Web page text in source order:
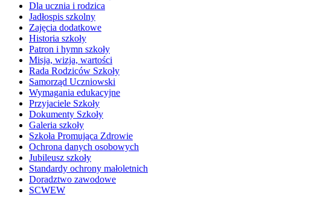
Dla ucznia i rodzica
Jadłospis szkolny
Zajęcia dodatkowe
Historia szkoły
Patron i hymn szkoły
Misja, wizja, wartości
Rada Rodziców Szkoły
Samorząd Uczniowski
Wymagania edukacyjne
Przyjaciele Szkoły
Dokumenty Szkoły
Galeria szkoły
Szkoła Promująca Zdrowie
Ochrona danych osobowych
Jubileusz szkoły
Standardy ochrony małoletnich
Doradztwo zawodowe
SCWEW